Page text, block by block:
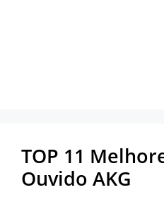
TOP 11
Ouvido AKG